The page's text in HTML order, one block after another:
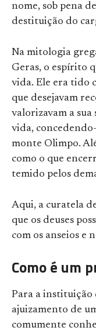
nome, sob pena
destituição do
Na mitologia
Geras, o espírito
vida. Ele era tido
que desejavam
valorizavam a
vida,
monte Olimpo.
como o que
temido pelos
Aqui, a curatela
que os deuses
com os anseios e
Como é um
Para a instituição
ajuizamento de
comumente